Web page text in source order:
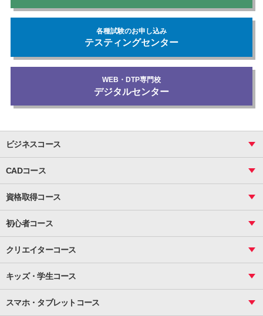
各種試験のお申し込み
テスティングセンター
WEB・DTP専門校
デジタルセンター
ビジネスコース
関数
ピボットテーブル
マクロ
資料作成（基礎）
資料作成（応用）
Word
CADコース
図面作成（基礎）
図面作成（応用）
資格取得コース
ビジネス統計
CS
サーティファイ
初心者コース
インターネット活用
メール活用
クリエイターコース
基礎
応用
Illustrator
キッズ・学生コース
プライマリー（年長～小２）
スマホ・タブレットコース